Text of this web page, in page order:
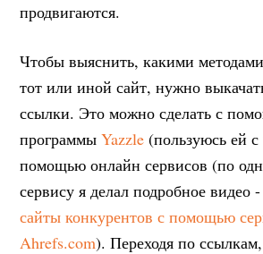
продвигаются.
Чтобы выяснить, какими
тот или иной сайт, нужно
ссылки. Это можно сделать с
программыYazzle (пользуюсь ей
помощью онлайн сервисов (по
сервису я делал подробное видео
сайты конкурентов с помощью
Ahrefs.com). Переходя по